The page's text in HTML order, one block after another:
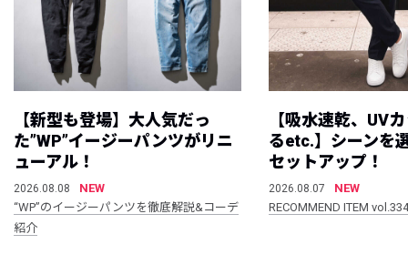
【新型も登場】大人気だっ
た”WP”イージーパンツがリニ
ューアル！
2026.08.08
NEW
“WP”のイージーパンツを徹底解説&コーデ
紹介
【吸水速乾、UV
るetc.】シーンを
セットアップ！
2026.08.07
NEW
RECOMMEND ITEM vol.334